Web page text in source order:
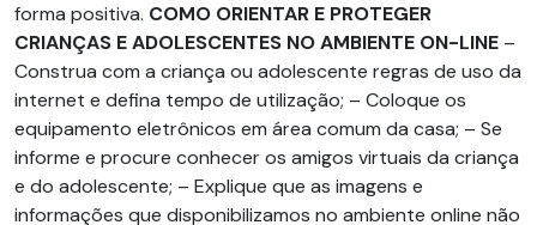
forma positiva. COMO ORIENTAR E PROTEGER
CRIANÇAS E ADOLESCENTES NO AMBIENTE ON-LINE –
Construa com a criança ou adolescente regras de uso da
internet e defina tempo de utilização; – Coloque os
equipamento eletrônicos em área comum da casa; – Se
informe e procure conhecer os amigos virtuais da criança
e do adolescente; – Explique que as imagens e
informações que disponibilizamos no ambiente online não